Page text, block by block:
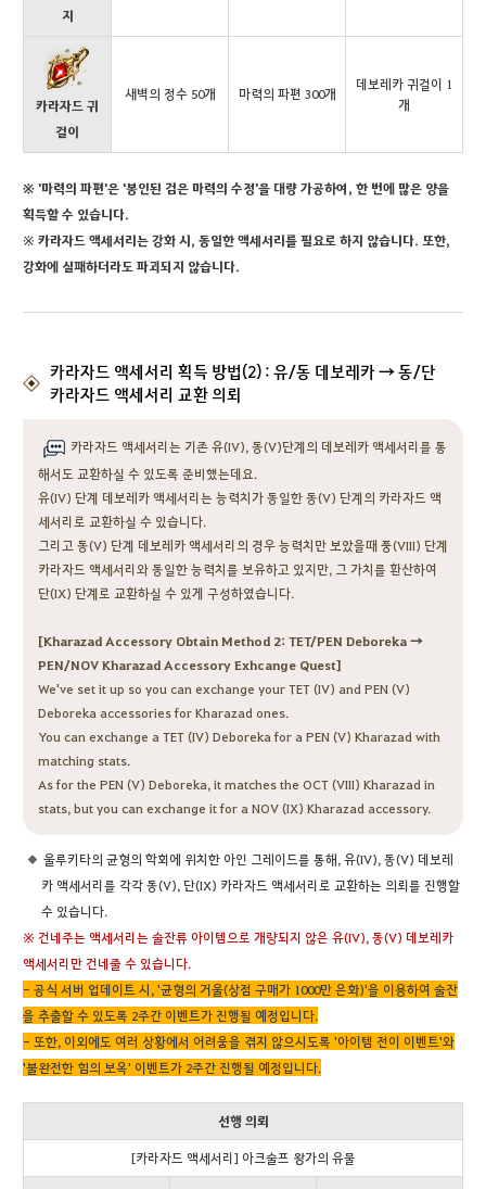
지
카라자드 귀
걸이
새벽의 정수 50개 마력의 파편 300개
데보레카 귀걸이 1
개
※ '마력의 파편'은 '봉인된 검은 마력의 수정'을 대량 가공하여, 한 번에 많은 양을
획득할 수 있습니다.
※ 카라자드 액세서리는 강화 시, 동일한 액세서리를 필요로 하지 않습니다. 또한,
강화에 실패하더라도 파괴되지 않습니다.
카라자드 액세서리 획득 방법(2) : 유/동 데보레카 → 동/단
카라자드 액세서리 교환 의뢰
카라자드 액세서리는 기존 유(IV), 동(V)단계의 데보레카 액세서리를 통
해서도 교환하실 수 있도록 준비했는데요.
유(IV) 단계 데보레카 액세서리는 능력치가 동일한 동(V) 단계의 카라자드 액
세서리로 교환하실 수 있습니다.
그리고 동(V) 단계 데보레카 액세서리의 경우 능력치만 보았을때 풍(VIII) 단계
카라자드 액세서리와 동일한 능력치를 보유하고 있지만, 그 가치를 환산하여
단(IX) 단계로 교환하실 수 있게 구성하였습니다.
[Kharazad Accessory Obtain Method 2: TET/PEN Deboreka →
PEN/NOV Kharazad Accessory Exhcange Quest]
We've set it up so you can exchange your TET (IV) and PEN (V)
Deboreka accessories for Kharazad ones.
You can exchange a TET (IV) Deboreka for a PEN (V) Kharazad with
matching stats.
As for the PEN (V) Deboreka, it matches the OCT (VIII) Kharazad in
stats, but you can exchange it for a NOV (IX) Kharazad accessory.
울루키타의 균형의 학회에 위치한 아인 그레이드를 통해, 유(IV), 동(V) 데보레
카 액세서리를 각각 동(V), 단(IX) 카라자드 액세서리로 교환하는 의뢰를 진행할
수 있습니다.
※ 건네주는 액세서리는 술잔류 아이템으로 개량되지 않은 유(IV), 동(V) 데보레카
액세서리만 건네줄 수 있습니다.
- 공식 서버 업데이트 시, '균형의 거울(상점 구매가 1000만 은화)'을 이용하여 술잔
을 추출할 수 있도록 2주간 이벤트가 진행될 예정입니다.
- 또한, 이외에도 여러 상황에서 어려움을 겪지 않으시도록 '아이템 전이 이벤트'와
'불완전한 힘의 보옥' 이벤트가 2주간 진행될 예정입니다.
선행 의뢰
[카라자드 액세서리] 아크술프 왕가의 유물